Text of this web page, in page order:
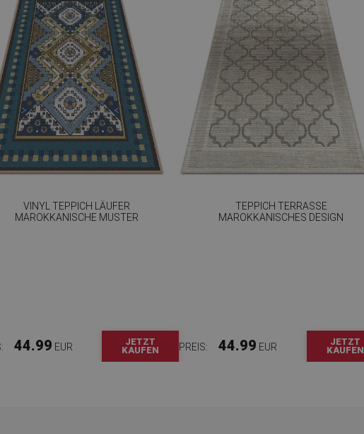
VINYL TEPPICH LÄUFER
MAROKKANISCHE MUSTER
44.99 EUR
JETZT
KAUFEN
TEPPICH TERRASSE
MAROKKANISCHES DESIGN
PREIS: 44.99 EUR
JETZT
KAUFEN